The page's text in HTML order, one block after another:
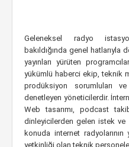
Geleneksel radyo
bakıldığında genel
yayınları yürüten
yükümlü haberci ekip, teknik
prodüksiyon sorumluları
denetleyen yöneticilerdir.
Web tasarımı, podcast
dinleyicilerden gelen istek
konuda internet radyolarının
yetkinliği olan teknik personele